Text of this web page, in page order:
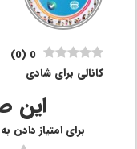
0
(
0
)
کانالی برای شادی
این
برای امتیاز دادن